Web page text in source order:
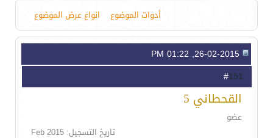
أدوات الموضوع انواع عرض الموضوع
151
القحطاني 5
عضو
تاريخ التسجيل: Feb 2015